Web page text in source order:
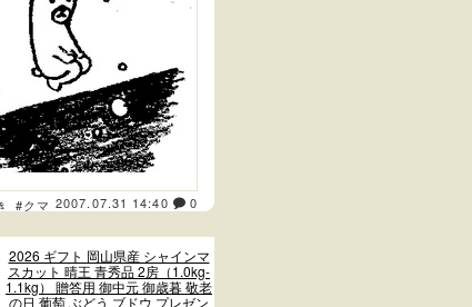
#クマ 2007.07.31 14:40 0
2026 ギフト 岡山県産 シャインマ
スカット 晴王 青秀品 2房（1.0kg-
1.1kg） 贈答用 御中元 御歳暮 敬老
の日 葡萄 ぶどう ブドウ プレゼン